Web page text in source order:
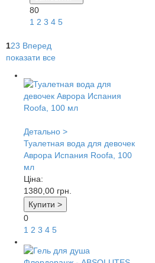
80
1 2 3 4 5
123 Вперед
показати все
Детально >
Туалетная вода для девочек
Аврора Испания Roofa, 100
мл
Ціна:
1380,00 грн.
Купити >
0
1 2 3 4 5